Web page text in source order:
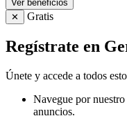
Ver beneficios
✕
Gratis
Regístrate en
Únete y accede a todos
Navegue por
anuncios.